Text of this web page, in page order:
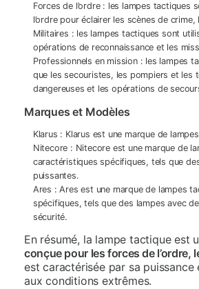
Forces de l’ordre : les lampes
l’ordre pour éclairer les scènes de
Militaires : les lampes tactiques sont
opérations de reconnaissance et les
Professionnels en mission : les lampes
que les secouristes, les pompiers et les
dangereuses et les opérations de
Marques et Modèles
Klarus : Klarus est une marque de
Nitecore : Nitecore est une marque de
caractéristiques spécifiques, tels que
puissantes.
Ares : Ares est une marque de lampes
spécifiques, tels que des lampes avec
sécurité.
En résumé, la lampe tactique est
conçue pour les forces de
est caractérisée par sa
aux conditions extrêmes.